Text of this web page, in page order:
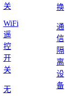
关
WiFi
遥
控
开
关
无
换
通
信
隔
离
设
备